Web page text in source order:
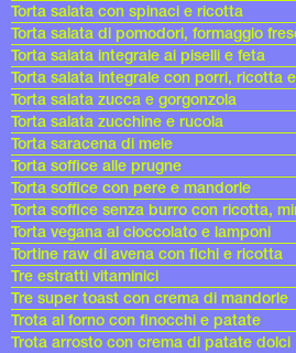
Torta salata con spinaci e ricotta
Torta salata di pomodori, formaggio
Torta salata integrale ai piselli e feta
Torta salata integrale con porri, ricotta
Torta salata zucca e gorgonzola
Torta salata zucchine e rucola
Torta saracena di mele
Torta soffice alle prugne
Torta soffice con pere e mandorle
Torta soffice senza burro con ricotta,
Torta vegana al cioccolato e lamponi
Tortine raw di avena con fichi e ricotta
Tre estratti vitaminici
Tre super toast con crema di mandorle
Trota al forno con finocchi e patate
Trota arrosto con crema di patate dolci